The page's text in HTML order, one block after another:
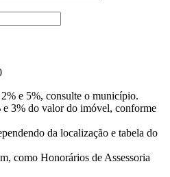
e 5%, consulte o município.
e 3% do valor do imóvel, conforme
da localização e tabela do
como Honorários de Assessoria